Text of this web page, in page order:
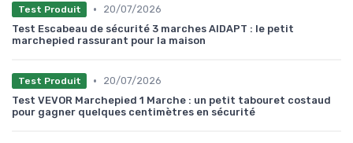
Test Produit •
20/07/2026
Test Escabeau de sécurité 3 marches AIDAPT : le petit
marchepied rassurant pour la maison
Test Produit •
20/07/2026
Test VEVOR Marchepied 1 Marche : un petit tabouret costaud
pour gagner quelques centimètres en sécurité